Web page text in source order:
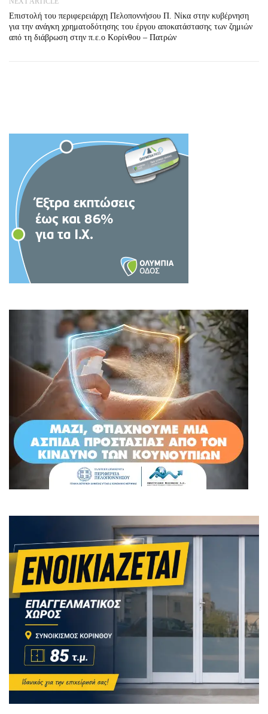
Επιστολή του περιφερειάρχη Πελοποννήσου Π. Νίκα στην κυβέρνηση
για την ανάγκη χρηματοδότησης του έργου αποκατάστασης των ζημιών
από τη διάβρωση στην π.ε.ο Κορίνθου – Πατρών